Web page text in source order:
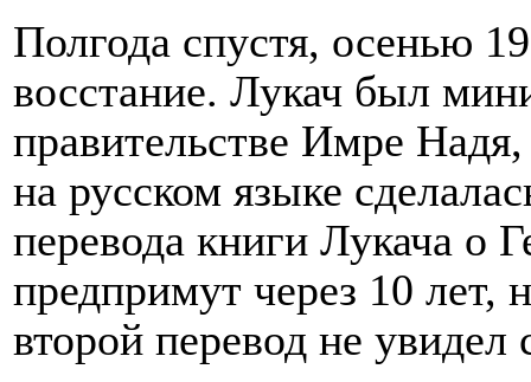
Полгода спустя, осенью
восстание. Лукач был
правительстве Имре
на русском языке
перевода книги Лукача о
предпримут через 10 лет,
второй перевод не